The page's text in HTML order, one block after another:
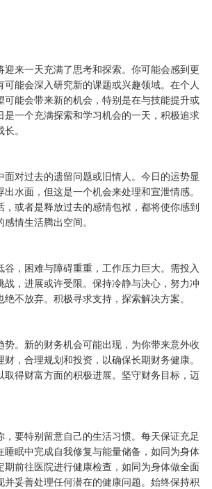
迎来一天充满了思考和探索。你可能会感到更
可能会深入研究新的课题或兴趣领域。在个人
可能会带来新的机会，特别是在与技能提升或
是一个充满探索和学习机会的一天，积极追求
。
面对过去的遗留问题或旧情人。今日的运势显
水面，但这是一个机会来处理和宣泄情感。
，或者是释放过去的感情包袱，都将使你感到
情生活腾出空间。
谷，困难与障碍重重，工作压力巨大。需投入
战，进展或许受限。保持冷静与决心，努力冲
不放弃。积极寻求支持，探索解决方案。
势。新的财务机会可能出现，为你带来意外收
，合理规划和投资，以确保长期财务健康。
取得财富方面的积极进展。坚守财务目标，迈
，要特别留意自己的生活习惯。每天保证充足
睡眠中完成自我修复与能量储备，如同为身体
期前往医院进行健康检查，如同为身体做全面
并妥善处理任何潜在的健康问题。始终保持积